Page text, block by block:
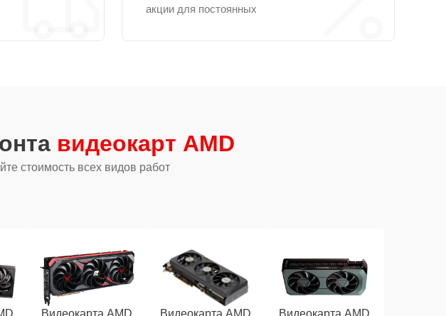
акции для постоянных
видеокарт AMD
стоимость всех видов работ
Видеокарта AMD
Видеокарта AMD
Видеокарта AMD